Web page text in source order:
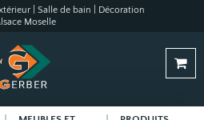
| Salle de bain | Décoration
Moselle